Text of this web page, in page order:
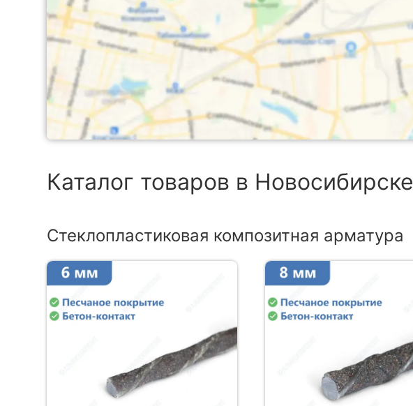
Каталог товаров в Новосибирске
Стеклопластиковая композитная арматура